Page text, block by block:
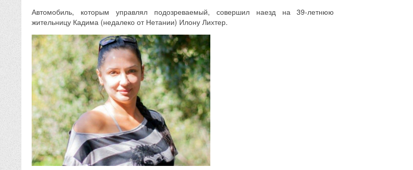
Автомобиль, которым управлял подозреваемый, совершил наезд на 39-летнюю
жительницу Кадима (недалеко от Нетании) Илону Лихтер.